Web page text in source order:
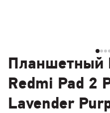
Планшетный
Redmi Pad 2
Lavender